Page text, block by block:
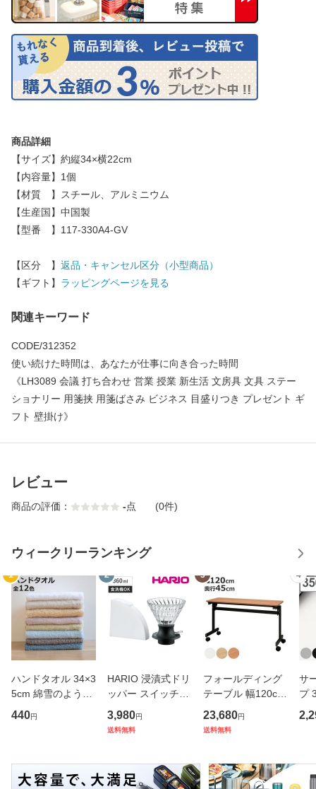
商品詳細
【サイズ】約縦34×横22cm
【内容量】1個
【材質 】スチール、アルミニウム
【生産国】中国製
【型番 】117-330A4-GV
【区分 】 返品・キャンセル区分（小型商品）
【ギフト】 ラッピングページを見る
関連キーワード
CODE/312352
使い続けた時間は、あなたが仕事に向き合った時間
《LH3089 会議 打ち合わせ 営業 授業 新生活 文房具 文具 ステー
ショナリー 用箋挟 用箋ばさみ ビジネス 目盛りつき プレゼント ギ
フト 壁掛け》
レビュー
商品の評価： -点 (0件)
ウィークリーランキング
1
ハンドタオル 34×3
5cm 綿雪のような
タオル ベルベット
カラー （ タオル
ンカチ 洗面タオル
綿 コッ
440円
2
HARIO 浸漬式ドリ
ッパー スイッチ36
0 （ ハリオ コーヒ
ー ドリッパー ペー
パー付き 360ml 耐
応 おしゃれ シンプ
ル ハン
3,980円
送料無料
3
フォールディング
テーブル 幅120cm
奥行き45cm キャ
スター付き 折りた
たみ （ 法人限定
ッキング 会議机 ミ
ーティング
23,680円
送料無料
4
サ
プ
フ
ス
マ
保